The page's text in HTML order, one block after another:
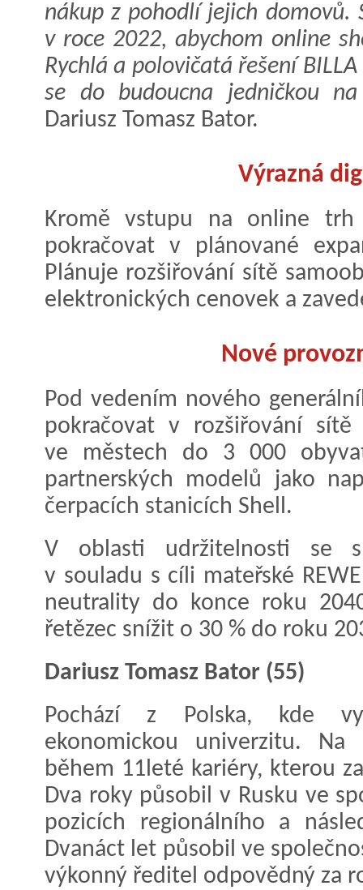
nákup z pohodlí jejich domovů.
v roce 2022, abychom online
Rychlá a polovičatá řešení
se do budoucna jedničkou
Dariusz Tomasz Bator.
Výrazná
Kromě vstupu na online
pokračovat v plánované
Plánuje rozšiřování sítě
elektronických cenovek a
Nové
Pod vedením nového
pokračovat v rozšiřování
ve městech do 3 000
partnerských modelů jako
čerpacích stanicích Shell.
V oblasti udržitelnosti se
v souladu s cíli mateřské
neutrality do konce roku
řetězec snížit o 30 % do roku
Dariusz Tomasz Bator (55)
Pochází z Polska, kde
ekonomickou univerzitu.
během 11leté kariéry, kterou
Dva roky působil v Rusku ve
pozicích regionálního a
Dvanáct let působil ve
výkonný ředitel odpovědný za